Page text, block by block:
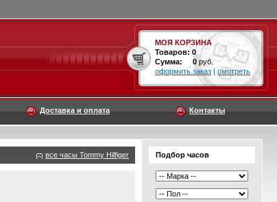
МОЯ КОРЗИНА
Товаров: 0
Сумма:
0 руб.
оформить заказ | смотреть
Доставка и оплата Контакты
все часы Tommy Hilfiger Подбор часов